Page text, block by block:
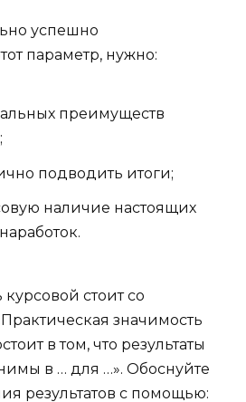
успешно
параметр, нужно:
преимуществ
подводить итоги;
наличие настоящих
курсовой стоит со
значимость
в том, что результаты
в … для …». Обоснуйте
результатов с помощью: